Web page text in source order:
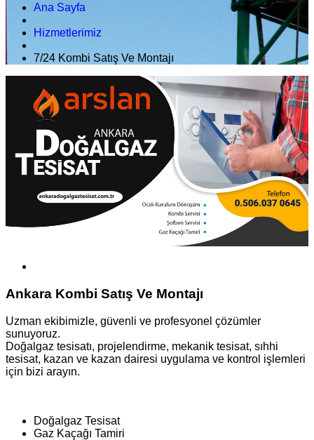
Ana Sayfa
Hizmetlerimiz
7/24 Kombi Satış Ve Montajı
Ankara Kombi Satış Ve Montajı
Uzman ekibimizle, güvenli ve profesyonel çözümler
sunuyoruz.
Doğalgaz tesisatı, projelendirme, mekanik tesisat, sıhhi
tesisat, kazan ve kazan dairesi uygulama ve kontrol işlemleri
için bizi arayın.
Doğalgaz Tesisat
Gaz Kaçağı Tamiri